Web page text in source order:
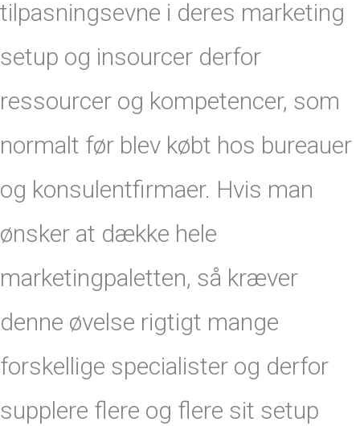
tilpasningsevne i deres marketing
setup og insourcer derfor
ressourcer og kompetencer, som
normalt før blev købt hos bureauer
og konsulentfirmaer. Hvis man
ønsker at dække hele
marketingpaletten, så kræver
denne øvelse rigtigt mange
forskellige specialister og derfor
supplere flere og flere sit setup